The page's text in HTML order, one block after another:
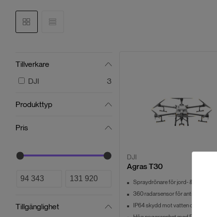
Tillverkare
DJI
3
Produkttyp
Pris
Tillgänglighet
DJI
Agras T30
Spraydrönare för jord- & skogsbruk
360 radarsensor för antikollision
IP64 skydd mot vatten och damm